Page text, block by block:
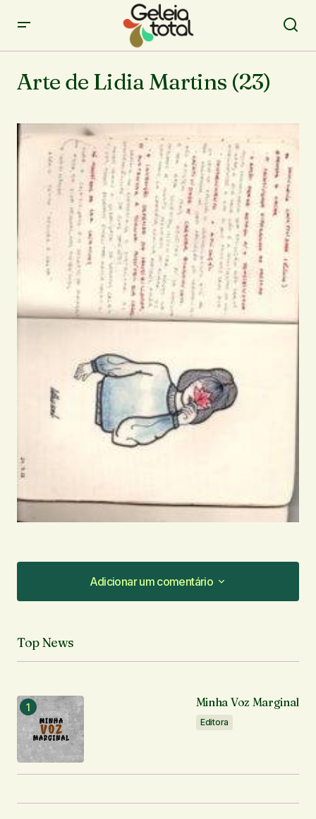
Arte de Lidia Martins (23)
Adicionar um comentário
Adicionar um comentário
O seu endereço de e-mail não será publicado.
Comentário
Seu nome*
Top News
Minha Voz Marginal
Editora